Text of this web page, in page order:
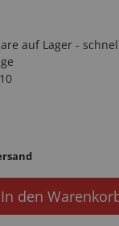
auf Lager -
In den